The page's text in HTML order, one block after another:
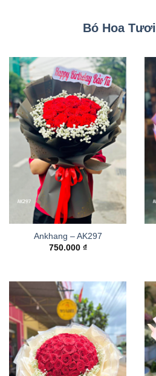
Bó Hoa Tươi
Ankhang – AK297
750.000 ₫